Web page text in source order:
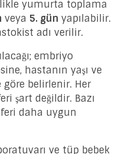
yumurta toplama
veya 5. gün yapılabilir.
adı verilir.
embriyo
hastanın yaşı ve
belirlenir. Her
şart değildir. Bazı
daha uygun
ve tüp bebek